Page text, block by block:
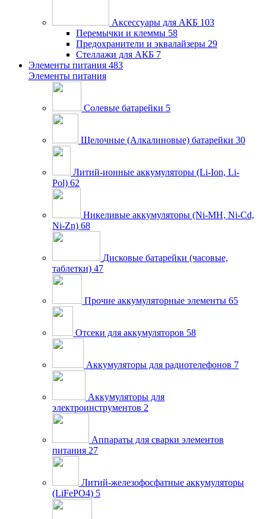
Аксессуары для АКБ 103
Перемычки и клеммы 58
Предохранители и эквалайзеры 29
Стеллажи для АКБ 7
Элементы питания 483
Элементы питания
Солевые батарейки 5
Щелочные (Алкалиновые) батарейки 30
Литий-ионные аккумуляторы (Li-Ion, Li-
Pol) 62
Никеливые аккумуляторы (Ni-MH, Ni-Cd,
Ni-Zn) 68
Дисковые батарейки (часовые,
таблетки) 47
Прочие аккумуляторные элементы 65
Отсеки для аккумуляторов 58
Аккумуляторы для радиотелефонов 7
Аккумуляторы для
электроинструментов 2
Аппараты для сварки элементов
питания 27
Литий-железофосфатные аккумуляторы
(LiFePO4) 5